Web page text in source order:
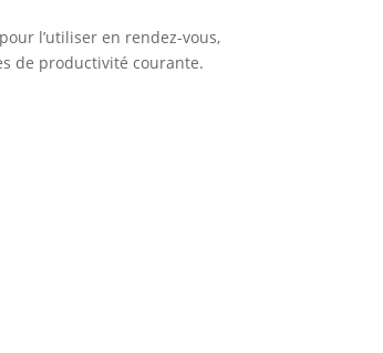
l’utiliser en rendez-vous,
de productivité courante.